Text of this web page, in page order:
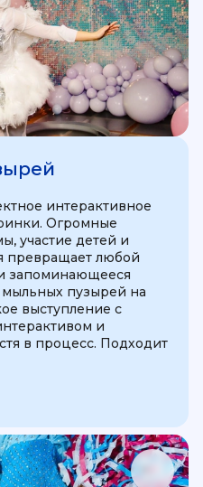
интерактивное
Огромные
участие детей и
превращает любой
запоминающееся
пузырей на
выступление с
и
в процесс. Подходит